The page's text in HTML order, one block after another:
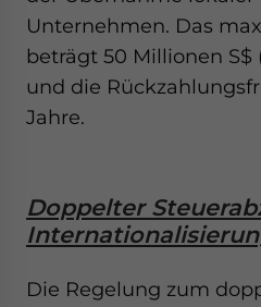
Unternehmen. Das
beträgt 50 Millionen S$
und die
Jahre.
Doppelter
Die Regelung zum